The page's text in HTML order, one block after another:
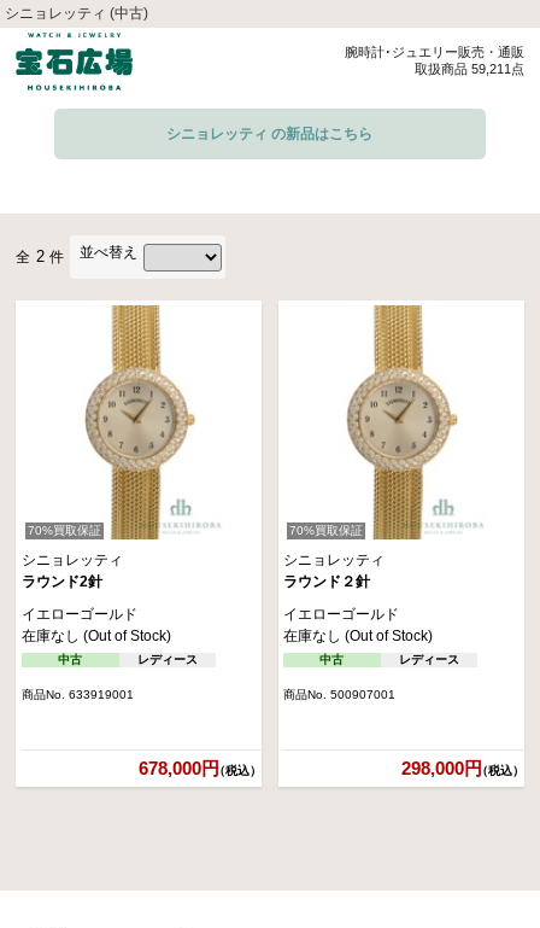
シニョレッティ (中古)
腕時計･ジュエリー販売・通販
取扱商品 59,211点
シニョレッティ の新品はこちら
全 2 件 並べ替え
70%買取保証
シニョレッティ
ラウンド2針
イエローゴールド
在庫なし (Out of Stock)
中古 レディース
商品No. 633919001
678,000円（税込）
70%買取保証
シニョレッティ
ラウンド２針
イエローゴールド
在庫なし (Out of Stock)
中古 レディース
商品No. 500907001
298,000円（税込）